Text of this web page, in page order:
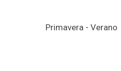
Primavera - Verano